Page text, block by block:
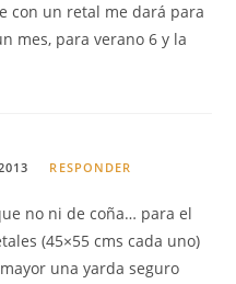
con un retal me dará para
mes, para verano 6 y la
RESPONDER
no ni de coña… para el
(45×55 cms cada uno)
una yarda seguro